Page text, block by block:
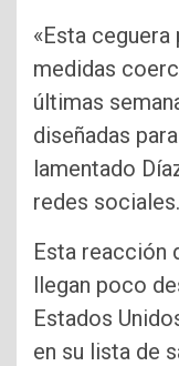
«Esta
medidas
últimas
diseñadas
lamentado
redes sociales.
Esta reacción
llegan poco
Estados
en su lista de